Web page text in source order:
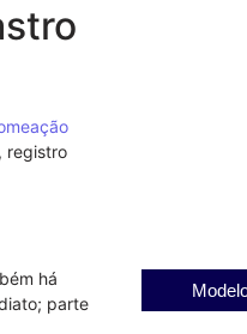
registro
há
parte